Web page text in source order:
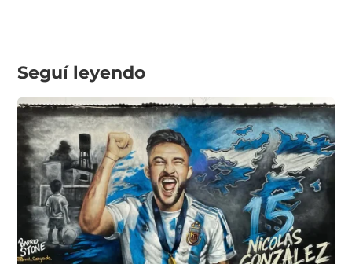
Seguí leyendo